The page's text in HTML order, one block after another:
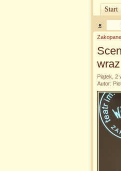
Start
«
Zakopane
Piątek, 2
Autor: